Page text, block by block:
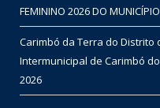
FEMININO 2026 DO
Carimbó da Terra do Distrito
Intermunicipal de Carimbó
2026